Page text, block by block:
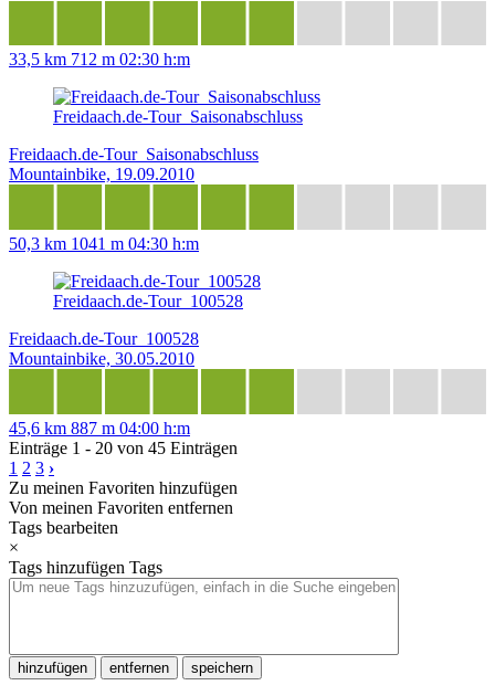
33,5 km 712 m 02:30 h:m
Freidaach.de-Tour_Saisonabschluss
Freidaach.de-Tour_Saisonabschluss
Mountainbike, 19.09.2010
50,3 km 1041 m 04:30 h:m
Freidaach.de-Tour_100528
Freidaach.de-Tour_100528
Mountainbike, 30.05.2010
45,6 km 887 m 04:00 h:m
Einträge 1 - 20 von 45 Einträgen
1 2 3 ›
Zu meinen Favoriten hinzufügen
Von meinen Favoriten entfernen
Tags bearbeiten
×
Tags hinzufügen Tags
hinzufügen entfernen speichern